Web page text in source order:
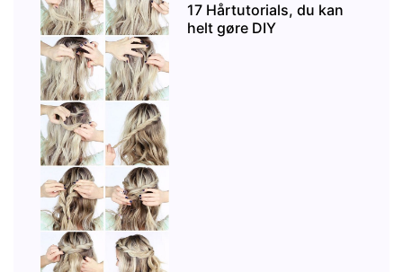
17 Hårtutorials, du kan
helt gøre DIY